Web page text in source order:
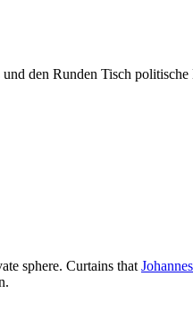
den Runden Tisch
sphere. Curtains that